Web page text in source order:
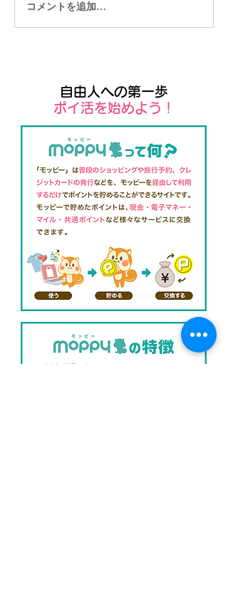
マレーシアでのプチ移住
にかかる食費はどれぐら
コメントを追加…
自由人への第一歩
​ポイ活を始めよう！